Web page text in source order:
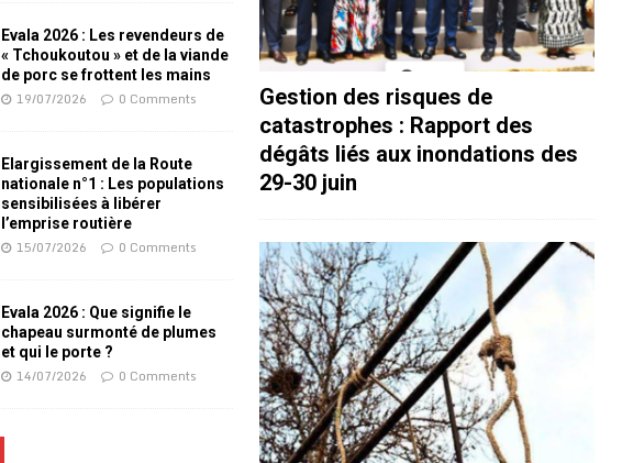
Evala 2026 : Les revendeurs de
« Tchoukoutou » et de la viande
de porc se frottent les mains
19/07/2026 0 Comments
Elargissement de la Route
nationale n°1 : Les populations
sensibilisées à libérer
l’emprise routière
15/07/2026 0 Comments
Evala 2026 : Que signifie le
chapeau surmonté de plumes
et qui le porte ?
14/07/2026 0 Comments
Gestion des risques de
catastrophes : Rapport des
dégâts liés aux inondations des
29-30 juin